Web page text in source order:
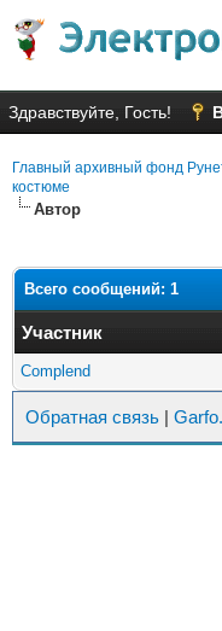
Здравствуйте, Гость!
Главный архивный фонд
костюме
Автор
Всего сообщений: 1
Участник
Complend
Обратная связь |